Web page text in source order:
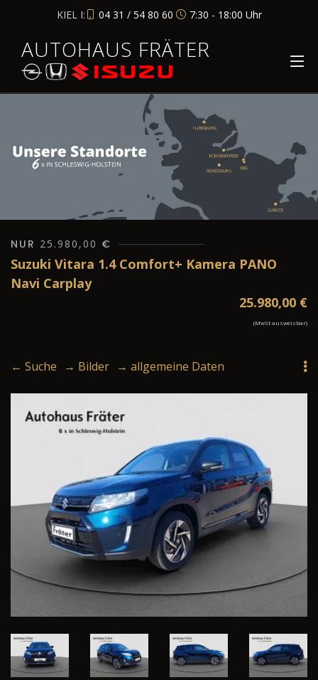
KIEL I: 04 31 / 54 80 60 7:30 - 18:00 Uhr
AUTOHAUS FRÄTER
NUR 25.980,00 €
Suzuki Vitara 1.4 Comfort+ Kamera PANO
Navi Carplay
25.980,00 €
(MwSt ausweisbar)
← Suche → Bilder → allgemeine Daten